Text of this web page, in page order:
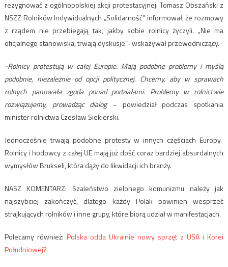
rezygnować z ogólnopolskiej akcji protestacyjnej. Tomasz Obszański z
NSZZ Rolników Indywidualnych „Solidarność” informował, że rozmowy
z rządem nie przebiegają tak, jakby sobie rolnicy życzyli. „Nie ma
oficjalnego stanowiska, trwają dyskusje”- wskazywał przewodniczący.
-Rolnicy protestują w całej Europie. Mają podobne problemy i myślą
podobnie, niezależnie od opcji politycznej. Chcemy, aby w sprawach
rolnych panowała zgoda ponad podziałami. Problemy w rolnictwie
rozwiązujemy, prowadząc dialog– powiedział podczas spotkania
minister rolnictwa Czesław Siekierski.
Jednocześnie trwają podobne protesty w innych częściach Europy.
Rolnicy i hodowcy z całej UE mają już dość coraz bardziej absurdalnych
wymysłów Brukseli, która dąży do likwidacji ich branży.
NASZ KOMENTARZ: Szaleństwo zielonego komunizmu należy jak
najszybciej zakończyć, dlatego każdy Polak powinien wesprzeć
strajkujących rolników i inne grupy, które biorą udział w manifestacjach.
Polecamy również: Polska odda Ukrainie nowy sprzęt z USA i Korei
Południowej?